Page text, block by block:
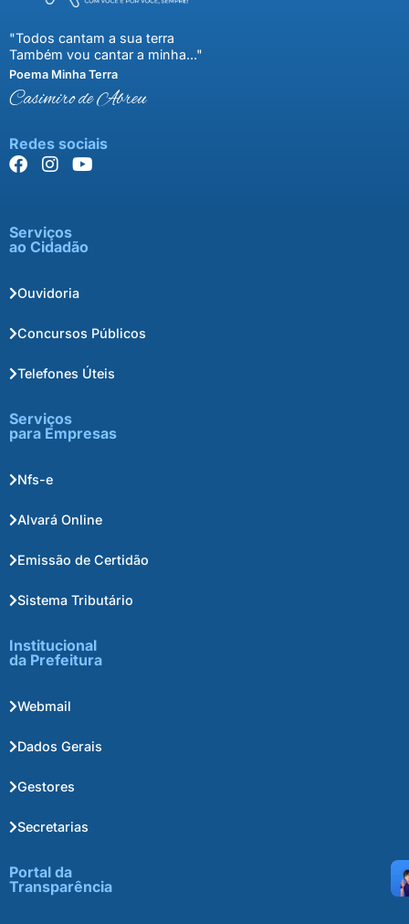
"Todos cantam a sua terra
Também vou cantar a minha..."
Poema Minha Terra
Casimiro de Abreu
Redes sociais
Serviços
ao Cidadão
Ouvidoria
Concursos Públicos
Telefones Úteis
Serviços
para Empresas
Nfs-e
Alvará Online
Emissão de Certidão
Sistema Tributário
Institucional
da Prefeitura
Webmail
Dados Gerais
Gestores
Secretarias
Portal da
Transparência